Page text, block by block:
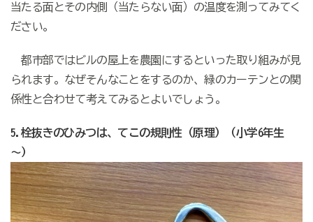
当たる面とその内側（当たらない面）の温度を測ってみてく
ださい。
都市部ではビルの屋上を農園にするといった取り組みが見
られます。なぜそんなことをするのか、緑のカーテンとの関
係性と合わせて考えてみるとよいでしょう。
5.栓抜きのひみつは、てこの規則性（原理）（小学6年生
～）